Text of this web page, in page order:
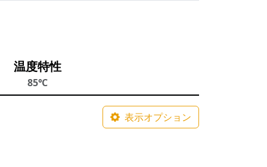
温度特性
85℃
表示オプション